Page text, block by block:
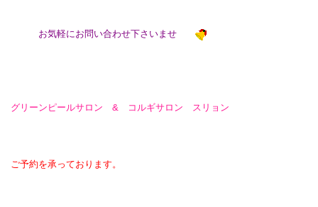
お気軽にお問い合わせ下さいませ
グリーンピールサロン & コルギサロン スリョン
ご予約を承っております。